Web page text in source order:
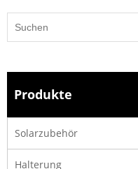
Produkte
Solarzubehör
Halterung